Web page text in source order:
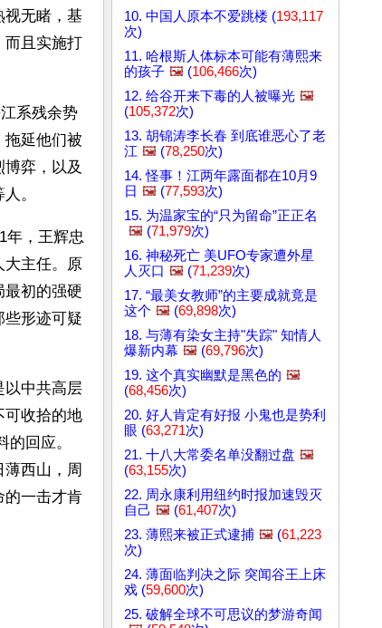
视无睹，基
而且实施打
系残余势
拖延他们被
弈，以及
。
年，王辉忠
大主任。原
最初的强硬
些形迹可疑
以中共高层
可收拾的地
回应。
西山，周
的一击才肯
10. 中国人原本不爱跳楼 (193,117
次)
11. 哈根斯人体标本可能有薄熙来
的孩子 🖼️ (106,466次)
12. 给谷开来下毒的人被曝光 🖼️
(105,372次)
13. 胡锦涛李长春 到底谁恶心了老
江 🖼️ (78,250次)
14. 怪事！江两年露面都在10月9
日 🖼️ (77,593次)
15. 为温家宝的“只为留命”正正名
🖼️ (71,979次)
16. 神秘死亡 美UFO专家遭外星
人灭口 🖼️ (71,239次)
17. “最美女教师”的主要成就竟是
这个 🖼️ (69,898次)
18. 与薄有染女主持"失踪" 知情人
爆新内幕 🖼️ (69,796次)
19. 这个真实幽默是黑色的 🖼️
(68,456次)
20. 好人肯定有好报 小鬼也是势利
眼 (63,271次)
21. 十八大常委名单没翻过盘 🖼️
(63,155次)
22. 周永康利用纽约时报加速毁灭
自己 🖼️ (61,407次)
23. 薄熙来被正式逮捕 🖼️ (61,223
次)
24. 薄面临判决之际 突闻谷王上床
戏 (59,600次)
25. 破解全球不可思议的梦游奇闻